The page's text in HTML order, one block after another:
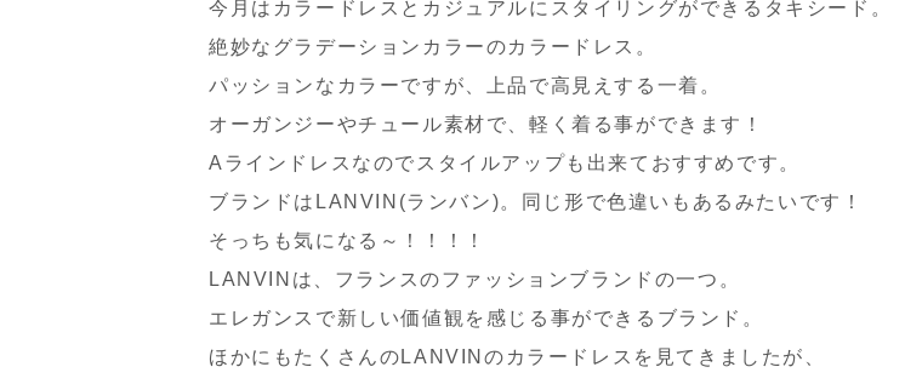
今月はカラードレスとカジュアルにスタイリングができるタキシード。
絶妙なグラデーションカラーのカラードレス。
パッションなカラーですが、上品で高見えする一着。
オーガンジーやチュール素材で、軽く着る事ができます！
Aラインドレスなのでスタイルアップも出来ておすすめです。
ブランドはLANVIN(ランバン)。同じ形で色違いもあるみたいです！
そっちも気になる～！！！！
LANVINは、フランスのファッションブランドの一つ。
エレガンスで新しい価値観を感じる事ができるブランド。
ほかにもたくさんのLANVINのカラードレスを見てきましたが、